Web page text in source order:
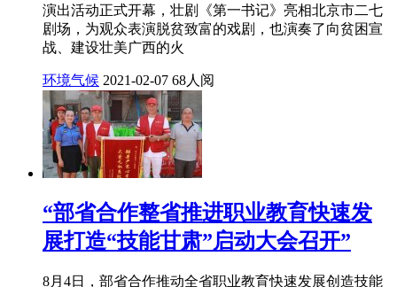
演出活动正式开幕，壮剧《第一书记》亮相北京市二七
剧场，为观众表演脱贫致富的戏剧，也演奏了向贫困宣
战、建设壮美广西的火
环境气候 2021-02-07 68人阅
“部省合作整省推进职业教育快速发
展打造“技能甘肃”启动大会召开”
8月4日，部省合作推动全省职业教育快速发展创造技能